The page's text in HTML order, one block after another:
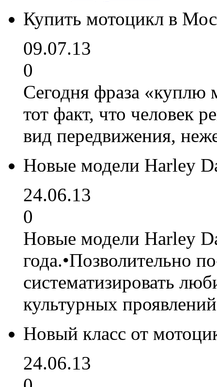
Купить мотоцикл в
09.07.13
0
Сегодня фраза «куплю
тот факт, что человек
вид передвижения,
Новые модели Harley
24.06.13
0
Новые модели Harley
года.•Позволительно
систематизировать
культурных
Новый класс от
24.06.13